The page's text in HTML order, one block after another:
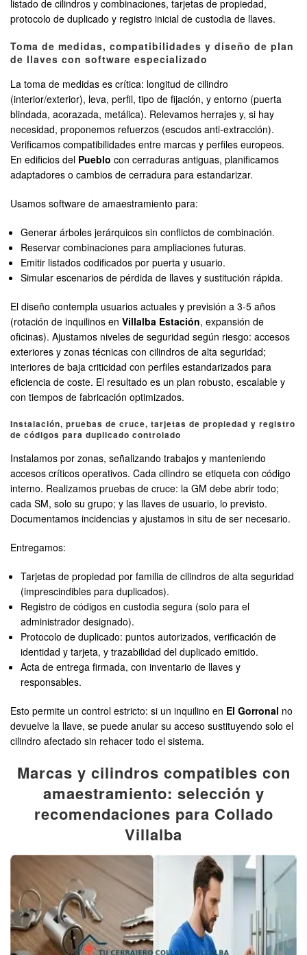
listado de cilindros y combinaciones, tarjetas de propiedad,
protocolo de duplicado y registro inicial de custodia de llaves.
Toma de medidas, compatibilidades y diseño de plan
de llaves con software especializado
La toma de medidas es crítica: longitud de cilindro
(interior/exterior), leva, perfil, tipo de fijación, y entorno (puerta
blindada, acorazada, metálica). Relevamos herrajes y, si hay
necesidad, proponemos refuerzos (escudos anti-extracción).
Verificamos compatibilidades entre marcas y perfiles europeos.
En edificios del Pueblo con cerraduras antiguas, planificamos
adaptadores o cambios de cerradura para estandarizar.
Usamos software de amaestramiento para:
Generar árboles jerárquicos sin conflictos de combinación.
Reservar combinaciones para ampliaciones futuras.
Emitir listados codificados por puerta y usuario.
Simular escenarios de pérdida de llaves y sustitución rápida.
El diseño contempla usuarios actuales y previsión a 3-5 años
(rotación de inquilinos en Villalba Estación, expansión de
oficinas). Ajustamos niveles de seguridad según riesgo: accesos
exteriores y zonas técnicas con cilindros de alta seguridad;
interiores de baja criticidad con perfiles estandarizados para
eficiencia de coste. El resultado es un plan robusto, escalable y
con tiempos de fabricación optimizados.
Instalación, pruebas de cruce, tarjetas de propiedad y registro
de códigos para duplicado controlado
Instalamos por zonas, señalizando trabajos y manteniendo
accesos críticos operativos. Cada cilindro se etiqueta con código
interno. Realizamos pruebas de cruce: la GM debe abrir todo;
cada SM, solo su grupo; y las llaves de usuario, lo previsto.
Documentamos incidencias y ajustamos in situ de ser necesario.
Entregamos:
Tarjetas de propiedad por familia de cilindros de alta seguridad
(imprescindibles para duplicados).
Registro de códigos en custodia segura (solo para el
administrador designado).
Protocolo de duplicado: puntos autorizados, verificación de
identidad y tarjeta, y trazabilidad del duplicado emitido.
Acta de entrega firmada, con inventario de llaves y
responsables.
Esto permite un control estricto: si un inquilino en El Gorronal no
devuelve la llave, se puede anular su acceso sustituyendo solo el
cilindro afectado sin rehacer todo el sistema.
Marcas y cilindros compatibles con
amaestramiento: selección y
recomendaciones para Collado
Villalba